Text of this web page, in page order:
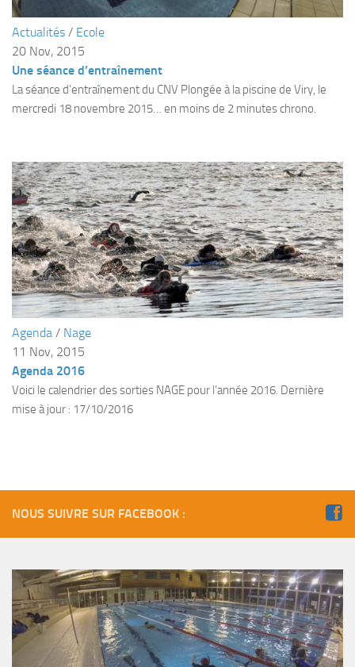
Sorties 2022
Sorties 2021
Sorties 2020
Sorties 2016
Sorties 2015
Sorties 2014
BIO SUB
Environnement et Biologie Sub
Formations
Lac Merveilleux
AUDIOVISUEL
Photo
Vidéo
Résultats Compétitions
MATERIEL
Section Matériel
Occasions
Actualités / Ecole
20 Nov, 2015
Une séance d’entraînement
La séance d’entraînement du CNV Plongée à la piscine de Viry, le
mercredi 18 novembre 2015… en moins de 2 minutes chrono.
Agenda / Nage
11 Nov, 2015
Agenda 2016
Voici le calendrier des sorties NAGE pour l’année 2016. Dernière
mise à jour : 17/10/2016
NOUS SUIVRE SUR FACEBOOK :